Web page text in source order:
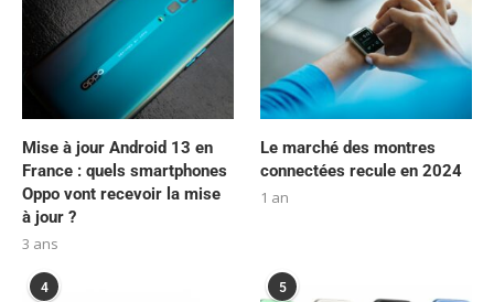
Mise à jour Android 13 en
France : quels smartphones
Oppo vont recevoir la mise
à jour ?
3 ans
Le marché des montres
connectées recule en 2024
1 an
4 5